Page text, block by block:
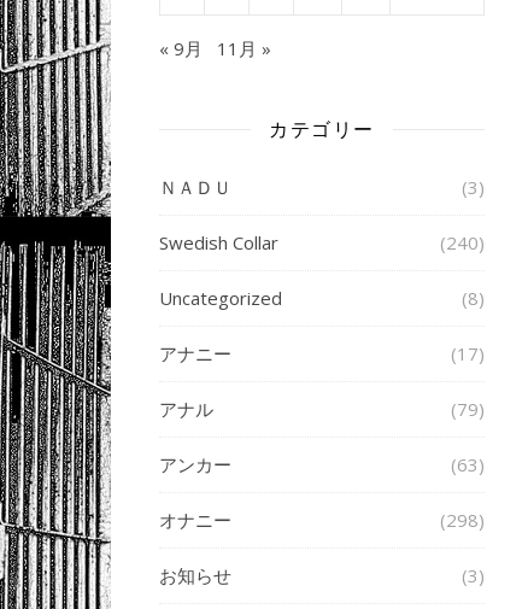
« 9月 11月 »
カテゴリー
ＮＡＤＵ (3)
Swedish Collar (240)
Uncategorized (8)
アナニー (17)
アナル (79)
アンカー (63)
オナニー (298)
お知らせ (3)